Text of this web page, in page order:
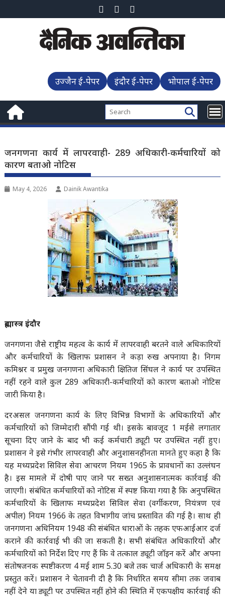
to
उज्जैन ई-पेपर इंदौर ई-पेपर भोपाल ई-पेपर
जनगणना कार्य में लापरवाही- 289 अधिकारी-कर्मचारियों को
कारण बताओ नोटिस
May 4, 2026 Dainik Awantika
ब्रह्मास्त्र इंदौर
जनगणना जैसे राष्ट्रीय महत्व के कार्य में लापरवाही बरतने वाले अधिकारियों
और कर्मचारियों के खिलाफ प्रशासन ने कड़ा रुख अपनाया है। निगम
कमिश्नर व प्रमुख जनगणना अधिकारी क्षितिज सिंघल ने कार्य पर उपस्थित
नहीं रहने वाले कुल 289 अधिकारी-कर्मचारियों को कारण बताओ नोटिस
जारी किया है।
दरअसल जनगणना कार्य के लिए विभिन्न विभागों के अधिकारियों और
कर्मचारियों को जिम्मेदारी सौंपी गई थी। इसके बावजूद 1 मईसे लगातार
सूचना दिए जाने के बाद भी कई कर्मचारी ड्यूटी पर उपस्थित नहीं हुए।
प्रशासन ने इसे गंभीर लापरवाही और अनुशासनहीनता मानते हुए कहा है कि
यह मध्यप्रदेश सिविल सेवा आचरण नियम 1965 के प्रावधानों का उल्लंघन
है। इस मामले में दोषी पाए जाने पर सख्त अनुशासनात्मक कार्रवाई की
जाएगी। संबंधित कर्मचारियों को नोटिस में स्पष्ट किया गया है कि अनुपस्थित
कर्मचारियों के खिलाफ मध्यप्रदेश सिविल सेवा (वर्गीकरण, नियंत्रण एवं
अपील) नियम 1966 के तहत विभागीय जांच प्रस्तावित की गई है। साथ ही
जनगणना अधिनियम 1948 की संबंधित धाराओं के तहक एफआईआर दर्ज
कराने की कार्रवाई भी की जा सकती है। सभी संबंधित अधिकारियों और
कर्मचारियों को निर्देश दिए गए हैं कि वे तत्काल ड्यूटी जॉइन करें और अपना
संतोषजनक स्पष्टीकरण 4 मई शाम 5.30 बजे तक चार्ज अधिकारी के समक्ष
प्रस्तुत करें। प्रशासन ने चेतावनी दी है कि निर्धारित समय सीमा तक जवाब
नहीं देने या ड्यूटी पर उपस्थित नहीं होने की स्थिति में एकपक्षीय कार्रवाई की